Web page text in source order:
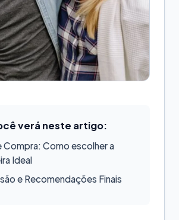
verá neste artigo:
Compra: Como escolher a
Ideal
e Recomendações Finais